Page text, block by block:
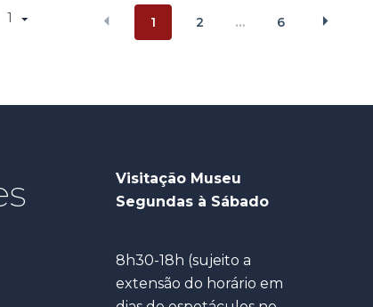
1 1 2 … 6
Visitação Museu
Segundas à Sábado
8h30-18h (sujeito a
extensão do horário em